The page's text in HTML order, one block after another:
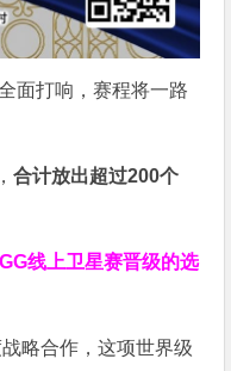
面打响，赛程将一路
合计放出超过200个
GG线上卫星赛晋级的选
略合作，这项世界级